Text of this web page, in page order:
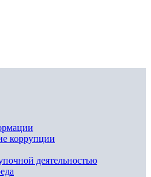
коррупции
деятельностью